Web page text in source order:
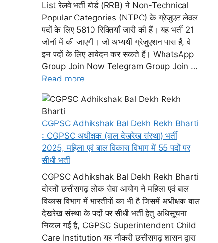
List रेलवे भर्ती बोर्ड (RRB) ने Non-Technical
Popular Categories (NTPC) के ग्रेजुएट लेवल
पदों के लिए 5810 रिक्तियाँ जारी की हैं। यह भर्ती 21
जोनों में की जाएगी। जो अभ्यर्थी ग्रेजुएशन पास हैं, वे
इन पदों के लिए आवेदन कर सकते हैं। WhatsApp
Group Join Now Telegram Group Join …
Read more
CGPSC Adhikshak Bal Dekh Rekh Bharti
: CGPSC अधीक्षक (बाल देखरेख संस्था) भर्ती
2025, महिला एवं बाल विकास विभाग में 55 पदों पर
सीधी भर्ती
CGPSC Adhikshak Bal Dekh Rekh Bharti
दोस्तों छत्तीसगढ़ लोक सेवा आयोग ने महिला एवं बाल
विकास विभाग में भारतीयों का भी है जिसमें अधीक्षक बाल
देखरेख संस्था के पदों पर सीधी भर्ती हेतु अधिसूचना
निकल गई है, CGPSC Superintendent Child
Care Institution यह नौकरी छत्तीसगढ़ शासन द्वारा